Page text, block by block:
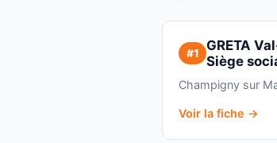
#1
GRETA
Siège
Champigny sur
Voir la fiche →